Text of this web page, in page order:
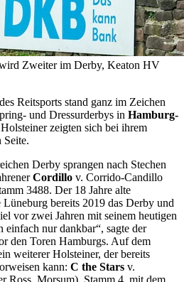
Zweiter im Derby, Keaton HV
Reitsports stand ganz im Zeichen
und Dressurderbys in Hamburg-
zeigten sich bei ihrem
Seite.
Derby sprangen nach Stechen
Cordillo v. Corrido-Candillo
3488. Der 18 Jahre alte
bereits 2019 das Derby und
vor zwei Jahren mit seinem heutigen
nur dankbar“, sagte der
den Toren Hamburgs. Auf dem
weiterer Holsteiner, der bereits
kann: C the Stars v.